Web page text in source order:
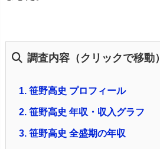
調査内容（クリックで移動）
1. 笹野高史 プロフィール
2. 笹野高史 年収・収入グラフ
3. 笹野高史 全盛期の年収